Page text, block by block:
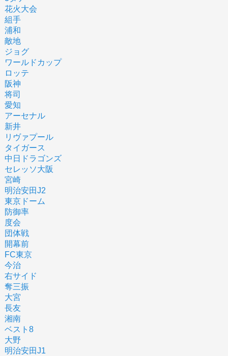
花火大会
組手
浦和
敵地
ジョグ
ワールドカップ
ロッテ
阪神
将司
愛知
アーセナル
新井
リヴァプール
タイガース
中日ドラゴンズ
セレッソ大阪
宮崎
明治安田J2
東京ドーム
防御率
度会
団体戦
開幕前
FC東京
今治
右サイド
奪三振
大宮
長友
湘南
ベスト8
大野
明治安田J1